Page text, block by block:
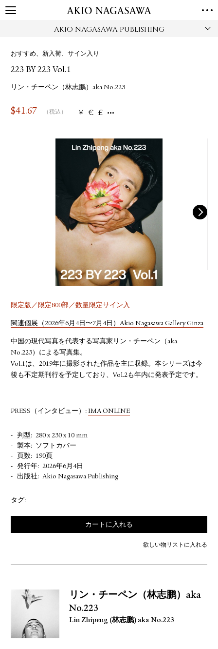
AKIO NAGASAWA PUBLISHING
おすすめ、新入荷、サイン入り
223 BY 223 Vol.1
リン・チーペン（林志鹏）aka No.223
$41.67 （税込） ¥ € £
カートに入れる
欲しい物リストに入れる
限定版／限定800部／数量限定サイン入
関連個展（2026年6月4日〜7月4日）Akio Nagasawa Gallery Ginza
中国の現代写真を代表する写真家リン・チーペン（aka
No.223）による写真集。
Vol.1は、2019年に撮影された作品を主に収録。本シリーズは今
後も不定期刊⾏を予定しており、Vol.2も年内に発表予定です。
PRESS（インタビュー）:IMA ONLINE
判型
280 x 230 x 10 mm
製本
ソフトカバー
頁数
190頁
発行年
2026年6月4日
出版社
Akio Nagasawa Publishing
タグ:
リン・チーペン（林志鹏）aka
No.223
Lin Zhipeng (林志鹏) aka No.223
TOP
GINZA
ONLINE
PUBLISHING
LOCATIONS
PUBLISHING
TWITTER
FACEBOOK
YOUTUBE